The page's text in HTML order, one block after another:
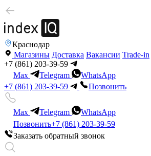
Краснодар
Магазины Доставка Вакансии Trade-in
+7 (861) 203-39-59
Max
Telegram
WhatsApp
+7 (861) 203-39-59
Позвонить
Max Telegram
WhatsApp
Позвонить+7 (861) 203-39-59
Заказать обратный звонок